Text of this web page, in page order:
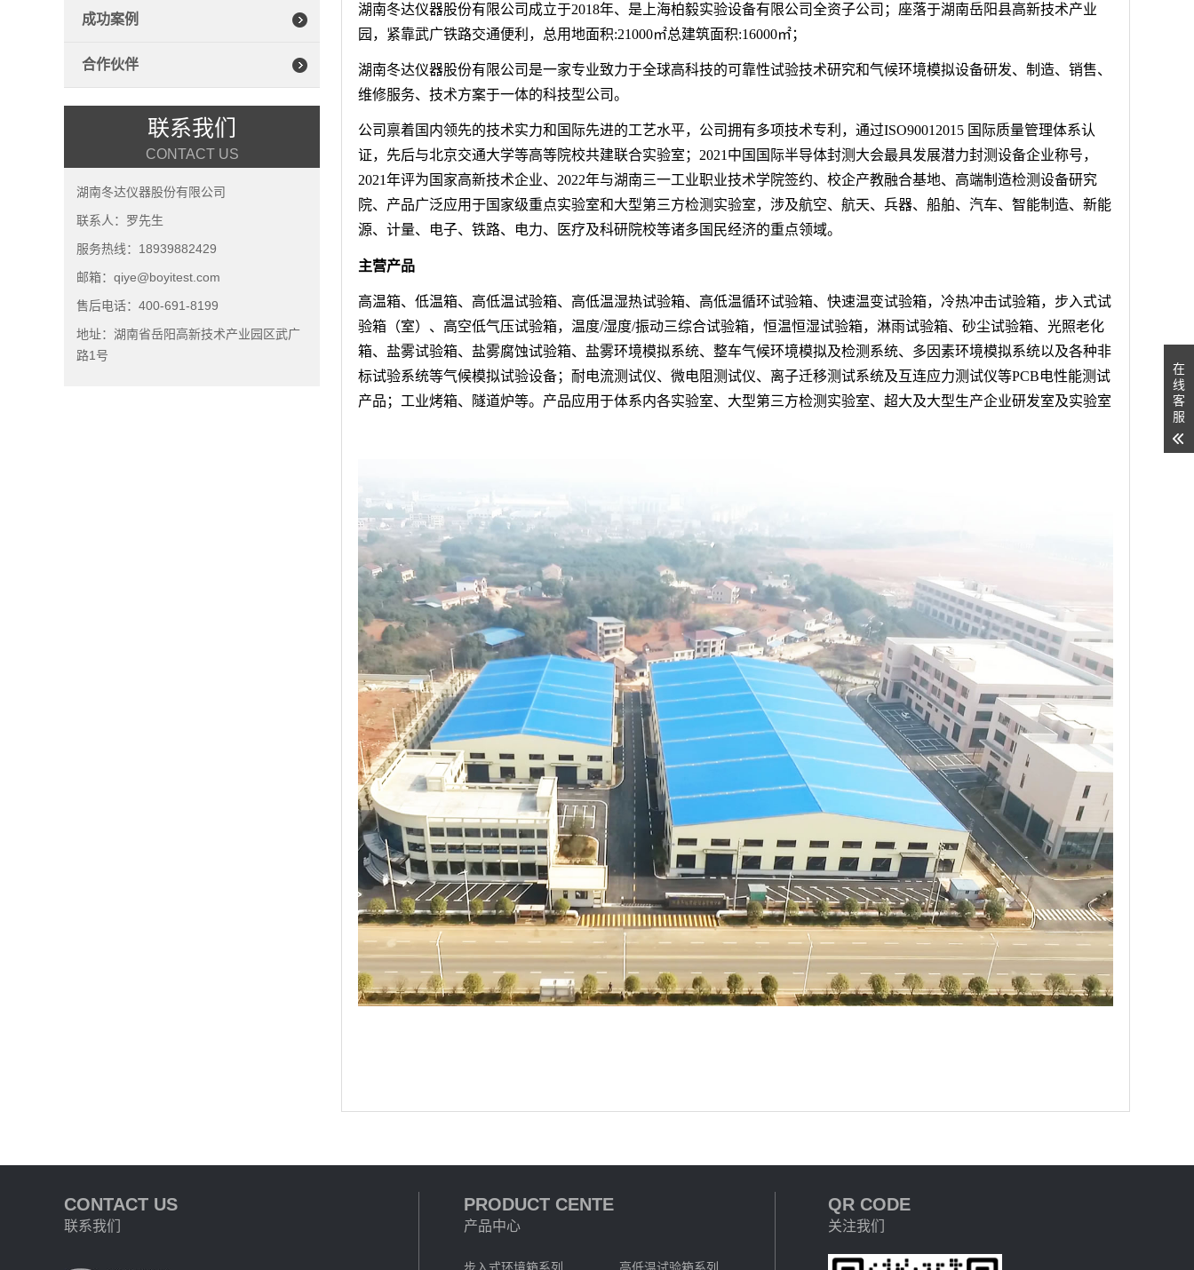
成功案例
合作伙伴
联系我们
CONTACT US
湖南冬达仪器股份有限公司
联系人：罗先生
服务热线：18939882429
邮箱：qiye@boyitest.com
售后电话：400-691-8199
地址：湖南省岳阳高新技术产业园区武广
路1号
湖南冬达仪器股份有限公司成立于2018年、是上海柏毅实验设备有限公司全资子公司；座落于湖南岳阳县高新技术产业
园，紧靠武广铁路交通便利，总用地面积:21000㎡总建筑面积:16000㎡；
湖南冬达仪器股份有限公司是一家专业致力于全球高科技的可靠性试验技术研究和气候环境模拟设备研发、制造、销售、
维修服务、技术方案于一体的科技型公司。
公司禀着国内领先的技术实力和国际先进的工艺水平，公司拥有多项技术专利，通过ISO90012015 国际质量管理体系认
证，先后与北京交通大学等高等院校共建联合实验室；2021中国国际半导体封测大会最具发展潜力封测设备企业称号，
2021年评为国家高新技术企业、2022年与湖南三一工业职业技术学院签约、校企产教融合基地、高端制造检测设备研究
院、产品广泛应用于国家级重点实验室和大型第三方检测实验室，涉及航空、航天、兵器、船舶、汽车、智能制造、新能
源、计量、电子、铁路、电力、医疗及科研院校等诸多国民经济的重点领域。
主营产品
高温箱、低温箱、高低温试验箱、高低温湿热试验箱、高低温循环试验箱、快速温变试验箱，冷热冲击试验箱，步入式试
验箱（室）、高空低气压试验箱，温度/湿度/振动三综合试验箱，恒温恒湿试验箱，淋雨试验箱、砂尘试验箱、光照老化
箱、盐雾试验箱、盐雾腐蚀试验箱、盐雾环境模拟系统、整车气候环境模拟及检测系统、多因素环境模拟系统以及各种非
标试验系统等气候模拟试验设备；耐电流测试仪、微电阻测试仪、离子迁移测试系统及互连应力测试仪等PCB电性能测试
产品；工业烤箱、隧道炉等。产品应用于体系内各实验室、大型第三方检测实验室、超大及大型生产企业研发室及实验室
CONTACT US
联系我们
PRODUCT CENTE
产品中心
步入式环境箱系列 高低温试验箱系列
QR CODE
关注我们
在
线
客
服